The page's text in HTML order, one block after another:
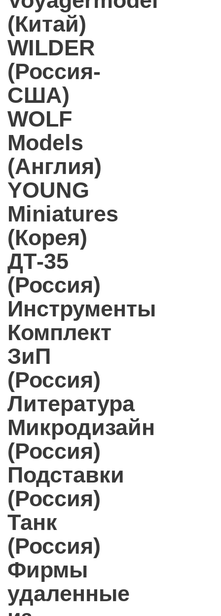
(Китай)
WILDER
(Россия-
США)
WOLF
Models
(Англия)
YOUNG
Miniatures
(Корея)
ДТ-35
(Россия)
Инструменты
Комплект
ЗиП
(Россия)
Литература
Микродизайн
(Россия)
Подставки
(Россия)
Танк
(Россия)
Фирмы
удаленные